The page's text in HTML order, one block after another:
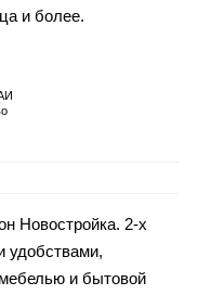
и более.
Новостройка. 2-х
удобствами,
и бытовой